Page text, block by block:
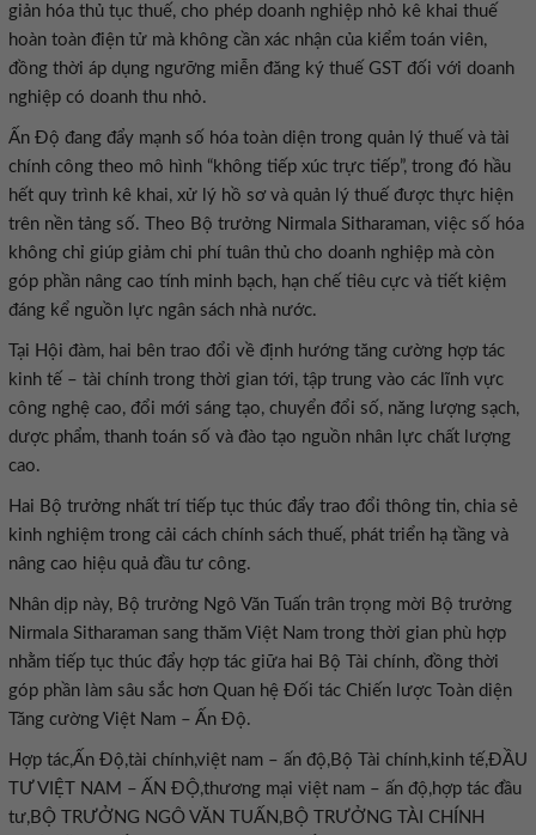
giản hóa thủ tục thuế, cho phép doanh nghiệp nhỏ kê khai thuế
hoàn toàn điện tử mà không cần xác nhận của kiểm toán viên,
đồng thời áp dụng ngưỡng miễn đăng ký thuế GST đối với doanh
nghiệp có doanh thu nhỏ.
Ấn Độ đang đẩy mạnh số hóa toàn diện trong quản lý thuế và tài
chính công theo mô hình “không tiếp xúc trực tiếp”, trong đó hầu
hết quy trình kê khai, xử lý hồ sơ và quản lý thuế được thực hiện
trên nền tảng số. Theo Bộ trưởng Nirmala Sitharaman, việc số hóa
không chỉ giúp giảm chi phí tuân thủ cho doanh nghiệp mà còn
góp phần nâng cao tính minh bạch, hạn chế tiêu cực và tiết kiệm
đáng kể nguồn lực ngân sách nhà nước.
Tại Hội đàm, hai bên trao đổi về định hướng tăng cường hợp tác
kinh tế – tài chính trong thời gian tới, tập trung vào các lĩnh vực
công nghệ cao, đổi mới sáng tạo, chuyển đổi số, năng lượng sạch,
dược phẩm, thanh toán số và đào tạo nguồn nhân lực chất lượng
cao.
Hai Bộ trưởng nhất trí tiếp tục thúc đẩy trao đổi thông tin, chia sẻ
kinh nghiệm trong cải cách chính sách thuế, phát triển hạ tầng và
nâng cao hiệu quả đầu tư công.
Nhân dịp này, Bộ trưởng Ngô Văn Tuấn trân trọng mời Bộ trưởng
Nirmala Sitharaman sang thăm Việt Nam trong thời gian phù hợp
nhằm tiếp tục thúc đẩy hợp tác giữa hai Bộ Tài chính, đồng thời
góp phần làm sâu sắc hơn Quan hệ Đối tác Chiến lược Toàn diện
Tăng cường Việt Nam – Ấn Độ.
Hợp tác,Ấn Độ,tài chính,việt nam – ấn độ,Bộ Tài chính,kinh tế,ĐẦU
TƯ VIỆT NAM – ẤN ĐỘ,thương mại việt nam – ấn độ,hợp tác đầu
tư,BỘ TRƯỞNG NGÔ VĂN TUẤN,BỘ TRƯỞNG TÀI CHÍNH